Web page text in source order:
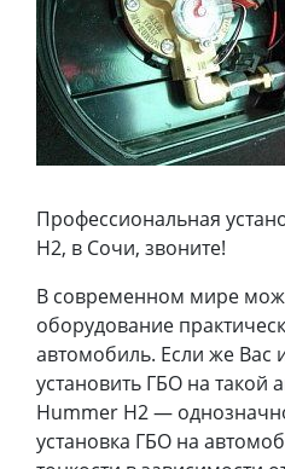
Профессиональная
H2, в Сочи, звоните!
В современном мире
оборудование
автомобиль. Если же Вас
установить ГБО на такой
Hummer H2 —
установка ГБО на